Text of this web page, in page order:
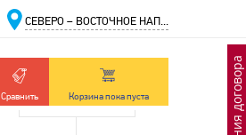
СЕВЕРО – ВОСТОЧНОЕ НАП...
Сравнить Корзина пока пуста